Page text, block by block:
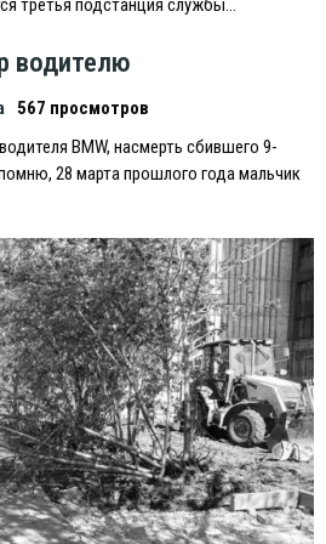
третья подстанция службы…
водителю
567 просмотров
BMW, насмерть сбившего 9-
28 марта прошлого года мальчик